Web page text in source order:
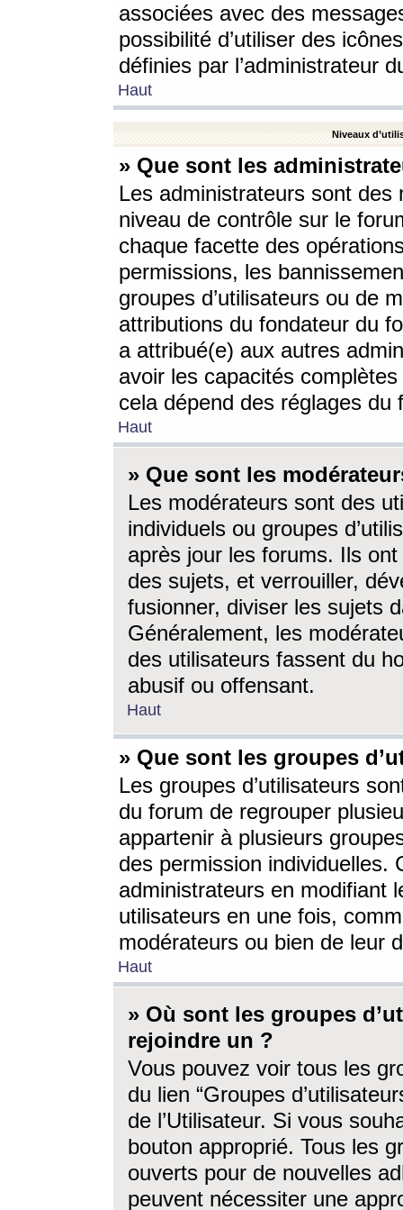
associées avec des
possibilité d’utiliser des
définies par l’administrateur
Haut
Niveaux
» Que sont les
Les administrateurs sont
niveau de contrôle sur le
chaque facette des
permissions, les
groupes d’utilisateurs ou de
attributions du fondateur du
a attribué(e) aux autres
avoir les capacités
cela dépend des réglages du
Haut
» Que sont les
Les modérateurs sont des
individuels ou groupes
après jour les forums. Ils ont
des sujets, et verrouiller,
fusionner, diviser les sujets
Généralement, les
des utilisateurs fassent du
abusif ou offensant.
Haut
» Que sont les groupes
Les groupes d’utilisateurs
du forum de regrouper
appartenir à plusieurs
des permission individuelles.
administrateurs en modifiant
utilisateurs en une fois,
modérateurs ou bien de leur
Haut
» Où sont les groupes
rejoindre un ?
Vous pouvez voir tous les
du lien “Groupes
de l’Utilisateur. Si vous
bouton approprié. Tous les
ouverts pour de nouvelles
peuvent nécessiter une